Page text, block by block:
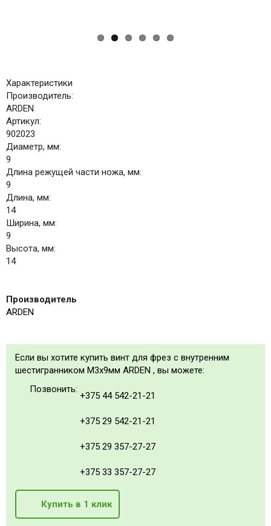
Характеристики
Производитель:
ARDEN
Артикул:
902023
Диаметр, мм:
9
Длина режущей части ножа, мм:
9
Длина, мм:
14
Ширина, мм:
9
Высота, мм:
14
Производитель
ARDEN
Если вы хотите купить винт для фрез с внутренним
шестигранником M3x9мм ARDEN , вы можете:
Позвонить:
+375 44 542-21-21
+375 29 542-21-21
+375 29 357-27-27
+375 33 357-27-27
Купить в 1 клик